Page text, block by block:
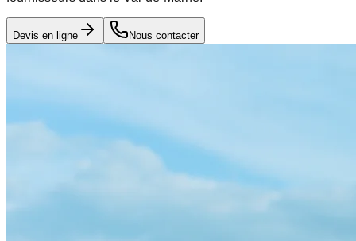
Devis en ligne Nous contacter